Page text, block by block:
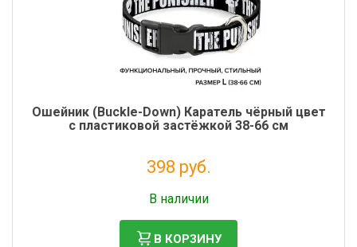
Ошейник (Buckle-Down) Каратель чёрный цвет
с пластиковой застёжкой 38-66 см
398 руб.
В наличии
В КОРЗИНУ